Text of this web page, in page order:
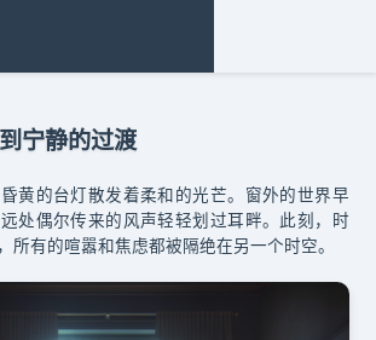
宁静的过渡
黄的台灯散发着柔和的光芒。窗外的世界早
处偶尔传来的风声轻轻划过耳畔。此刻，时
所有的喧嚣和焦虑都被隔绝在另一个时空。